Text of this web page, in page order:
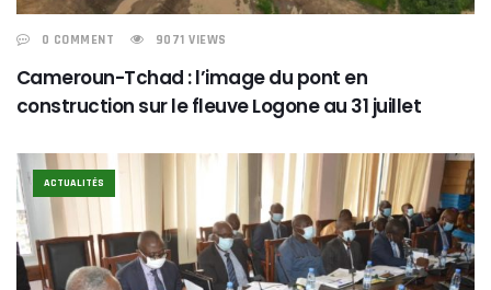
0 COMMENT 9071 VIEWS
Cameroun-Tchad : l’image du pont en
construction sur le fleuve Logone au 31 juillet
ACTUALITÉS